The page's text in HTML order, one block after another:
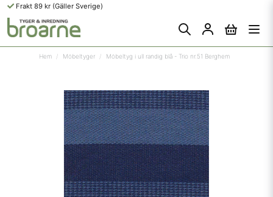
Frakt 89 kr (Gäller Sverige)
Hem Möbeltyger Möbeltyg i ull randig blå - Trio nr.51 Berghem